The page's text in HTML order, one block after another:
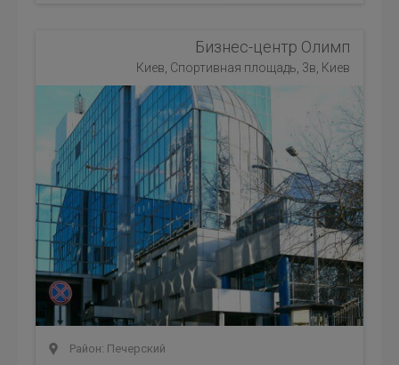
Бизнес-центр Олимп
Киев, Спортивная площадь, 3в, Киев
Район: Печерский